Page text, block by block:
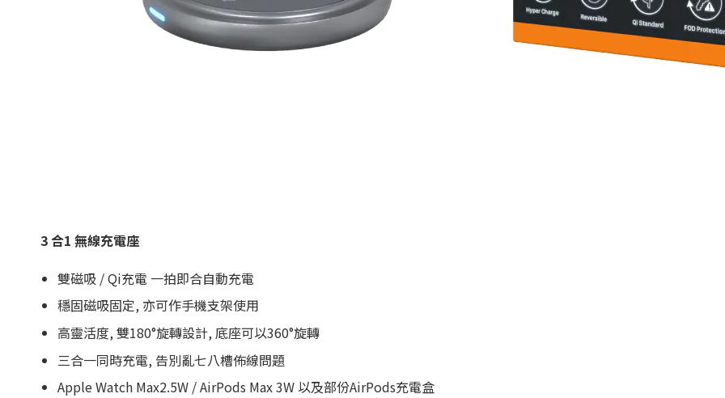
3 合1 無線充電座
雙磁吸 / Qi充電 一拍即合自動充電
穩固磁吸固定, 亦可作手機支架使用
高靈活度, 雙180°旋轉設計, 底座可以360°旋轉
三合一同時充電, 告別亂七八槽佈線問題
Apple Watch Max2.5W / AirPods Max 3W 以及部份AirPods充電盒